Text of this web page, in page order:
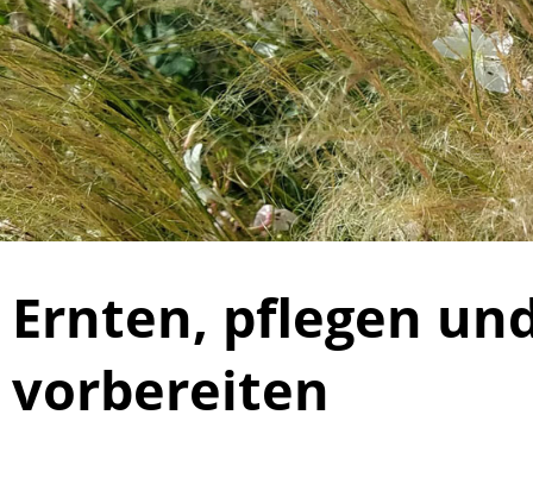
Ernten, pflegen
vorbereiten